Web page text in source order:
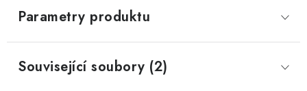
Parametry produktu
Související soubory (2)